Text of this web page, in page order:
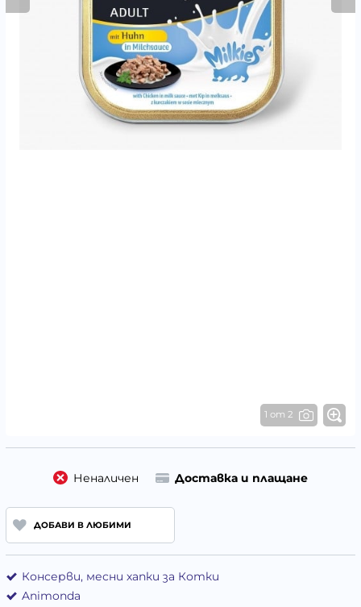
1 от 2
Неналичен Доставка и плащане
ДОБАВИ В ЛЮБИМИ
Консерви, месни хапки за Котки
Animonda